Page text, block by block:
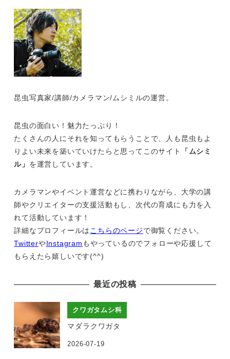
昆虫写真家/講師/カメラマン/ムシミルの運営。
昆虫の面白い！魅力たっぷり！
たくさんの人にそれを知ってもらうことで、人も昆虫もよ
りよい未来を築いていけたらと思ってこのサイト
「ムシミ
ル」 を運営しています。
カメラマンやイベント運営などに携わりながら、大学の講
師やクリエイターの支援活動もし、次代の育成にも力を入
れて活動しています！
詳細なプロフィールは こちらのページで御覧ください。
TwitterやInstagram もやっているのでフォローや応援して
もらえたら嬉しいです(^^)
最近の投稿
クワガタムシ科
マダラクワガタ
2026-07-19